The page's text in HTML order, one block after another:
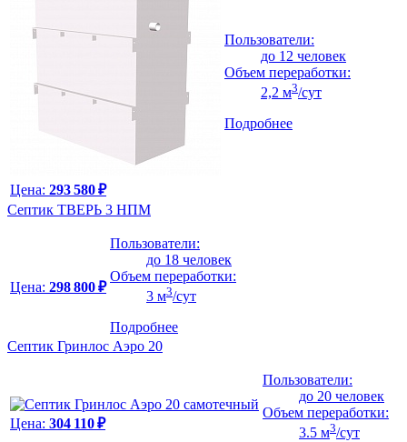
Цена: 293 580 ₽
Пользователи:
до 12 человек
Объем переработки:
2,2 м3/сут
Подробнее
Септик ТВЕРЬ 3 НПМ
Цена: 298 800 ₽
Пользователи:
до 18 человек
Объем переработки:
3 м3/сут
Подробнее
Септик Гринлос Аэро 20
Цена: 304 110 ₽
Пользователи:
до 20 человек
Объем переработки:
3.5 м3/сут